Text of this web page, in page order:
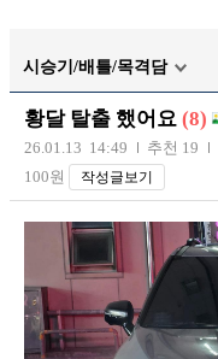
시승기/배틀/목격담
황달 탈출 했어요 (8)
26.01.13 14:49 추천 19
100원
작성글보기